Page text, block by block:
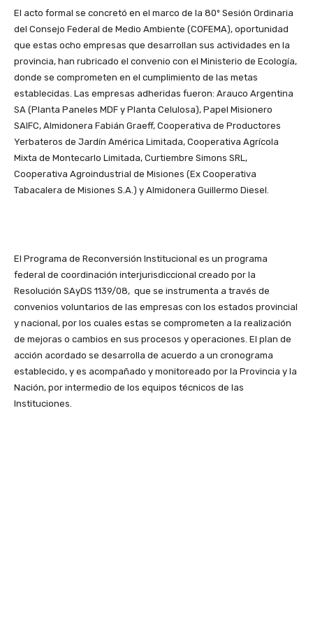
El acto formal se concretó en el marco de la 80º Sesión Ordinaria
del Consejo Federal de Medio Ambiente (COFEMA), oportunidad
que estas ocho empresas que desarrollan sus actividades en la
provincia, han rubricado el convenio con el Ministerio de Ecología,
donde se comprometen en el cumplimiento de las metas
establecidas. Las empresas adheridas fueron: Arauco Argentina
SA (Planta Paneles MDF y Planta Celulosa), Papel Misionero
SAIFC, Almidonera Fabián Graeff, Cooperativa de Productores
Yerbateros de Jardín América Limitada, Cooperativa Agrícola
Mixta de Montecarlo Limitada, Curtiembre Simons SRL,
Cooperativa Agroindustrial de Misiones (Ex Cooperativa
Tabacalera de Misiones S.A.) y Almidonera Guillermo Diesel.
El Programa de Reconversión Institucional es un programa
federal de coordinación interjurisdiccional creado por la
Resolución SAyDS 1139/08, que se instrumenta a través de
convenios voluntarios de las empresas con los estados provincial
y nacional, por los cuales estas se comprometen a la realización
de mejoras o cambios en sus procesos y operaciones. El plan de
acción acordado se desarrolla de acuerdo a un cronograma
establecido, y es acompañado y monitoreado por la Provincia y la
Nación, por intermedio de los equipos técnicos de las
Instituciones.